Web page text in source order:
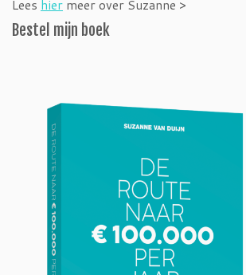
Lees hier meer over Suzanne >
Bestel mijn boek